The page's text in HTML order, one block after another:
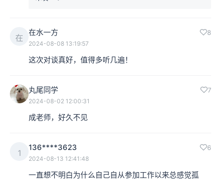
在
在水一方 8
2024-08-08 13:19:57
这次对谈真好，值得多听几遍！
丸尾同学 7
2024-08-02 12:00:31
成老师，好久不见
1
136****3623 6
2024-08-13 12:41:48
一直想不明白为什么自己自从参加工作以来总感觉孤